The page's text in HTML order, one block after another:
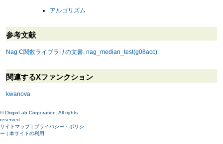
アルゴリズム
参考文献
Nag C関数ライブラリの文書, nag_median_test(g08acc)
関連するXファンクション
kwanova
© OriginLab Corporation. All rights
reserved.
サイトマップ| プライバシー・ポリシ
ー | 本サイトの利用